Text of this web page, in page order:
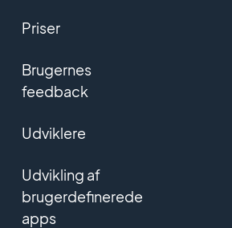
Priser
Brugernes
feedback
Udviklere
Udvikling af
brugerdefinerede
apps